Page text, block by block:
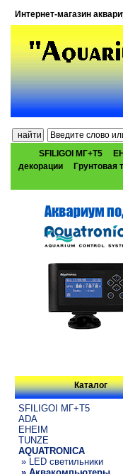
Интернет-магазин
SFILIGOI МГ+Т5
декорации
Грунтовая
Каталог
SFILIGOI МГ+Т5
ADA
EHEIM
TUNZE
AQUATRONICA
» LED светильники